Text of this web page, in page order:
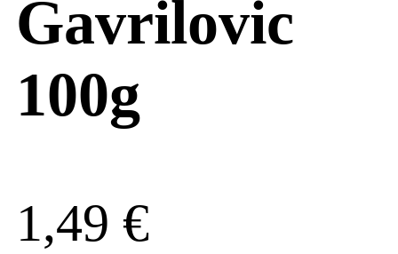
Gavrilovic
100g
1,49 €